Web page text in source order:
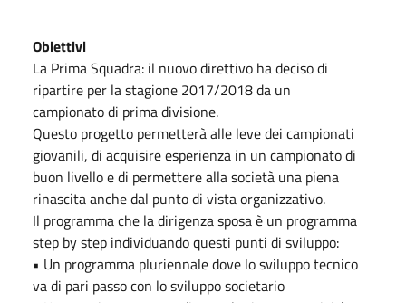
Obiettivi
La Prima Squadra: il nuovo direttivo ha deciso di
ripartire per la stagione 2017/2018 da un
campionato di prima divisione.
Questo progetto permetterà alle leve dei campionati
giovanili, di acquisire esperienza in un campionato di
buon livello e di permettere alla società una piena
rinascita anche dal punto di vista organizzativo.
Il programma che la dirigenza sposa è un programma
step by step individuando questi punti di sviluppo:
• Un programma pluriennale dove lo sviluppo tecnico
va di pari passo con lo sviluppo societario